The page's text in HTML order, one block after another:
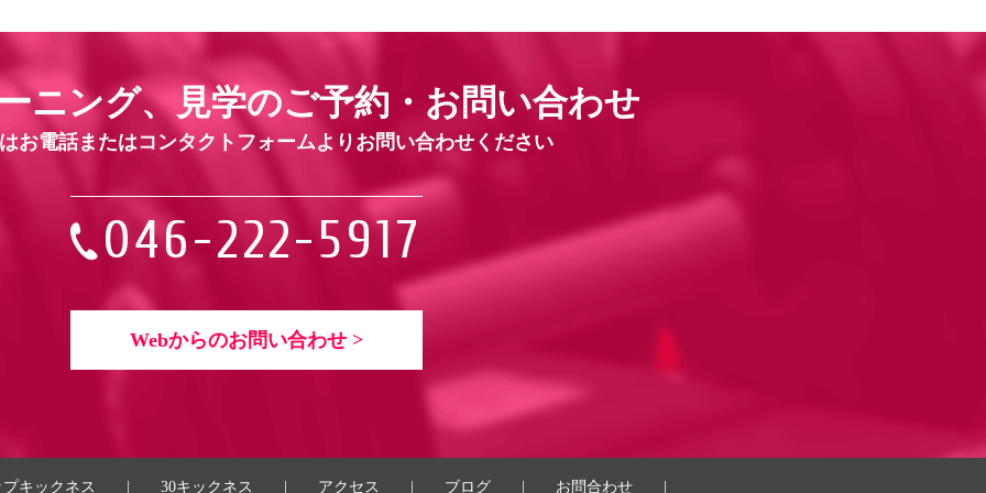
ニング、見学のご予約・お問い合わせ
お電話またはコンタクトフォームよりお問い合わせください
046-222-5917
Webからのお問い合わせ >
キックネス 30キックネス アクセス ブログ お問合わせ